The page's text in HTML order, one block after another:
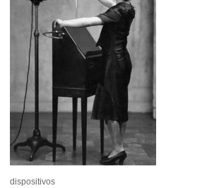
dispositivos
dispositivos